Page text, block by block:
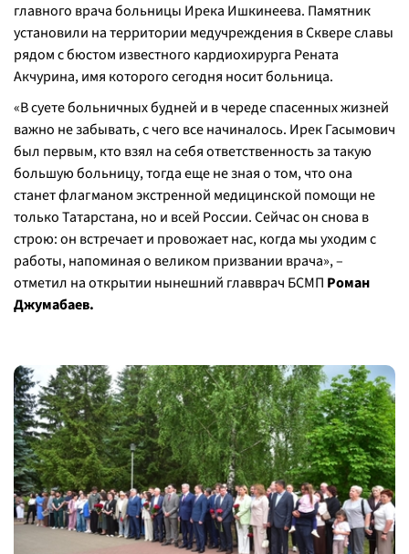
главного врача больницы Ирека Ишкинеева. Памятник
установили на территории медучреждения в Сквере славы
рядом с бюстом известного кардиохирурга Рената
Акчурина, имя которого сегодня носит больница.
«В суете больничных будней и в череде спасенных жизней
важно не забывать, с чего все начиналось. Ирек Гасымович
был первым, кто взял на себя ответственность за такую
большую больницу, тогда еще не зная о том, что она
станет флагманом экстренной медицинской помощи не
только Татарстана, но и всей России. Сейчас он снова в
строю: он встречает и провожает нас, когда мы уходим с
работы, напоминая о великом призвании врача», –
отметил на открытии нынешний главврач БСМП Роман
Джумабаев.